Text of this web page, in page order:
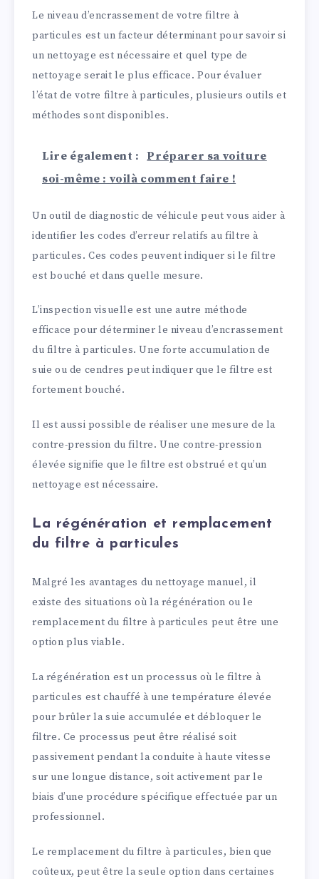
Le niveau d’encrassement de votre filtre à
particules est un facteur déterminant pour savoir si
un nettoyage est nécessaire et quel type de
nettoyage serait le plus efficace. Pour évaluer
l’état de votre filtre à particules, plusieurs outils et
méthodes sont disponibles.
Lire également :
Préparer sa voiture
soi-même : voilà comment faire !
Un outil de diagnostic de véhicule peut vous aider à
identifier les codes d’erreur relatifs au filtre à
particules. Ces codes peuvent indiquer si le filtre
est bouché et dans quelle mesure.
L’inspection visuelle est une autre méthode
efficace pour déterminer le niveau d’encrassement
du filtre à particules. Une forte accumulation de
suie ou de cendres peut indiquer que le filtre est
fortement bouché.
Il est aussi possible de réaliser une mesure de la
contre-pression du filtre. Une contre-pression
élevée signifie que le filtre est obstrué et qu’un
nettoyage est nécessaire.
La régénération et remplacement
du filtre à particules
Malgré les avantages du nettoyage manuel, il
existe des situations où la régénération ou le
remplacement du filtre à particules peut être une
option plus viable.
La régénération est un processus où le filtre à
particules est chauffé à une température élevée
pour brûler la suie accumulée et débloquer le
filtre. Ce processus peut être réalisé soit
passivement pendant la conduite à haute vitesse
sur une longue distance, soit activement par le
biais d’une procédure spécifique effectuée par un
professionnel.
Le remplacement du filtre à particules, bien que
coûteux, peut être la seule option dans certaines